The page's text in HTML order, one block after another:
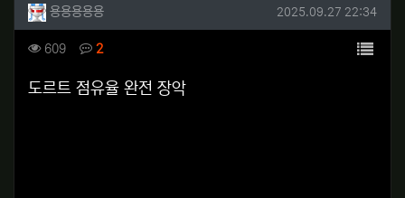
작성자 정보
용용용용용작성 작성일
2025.09.27 22:34
컨텐츠 정보
609조회 2댓글 목록
본문
도르트 점유율 완전 장악